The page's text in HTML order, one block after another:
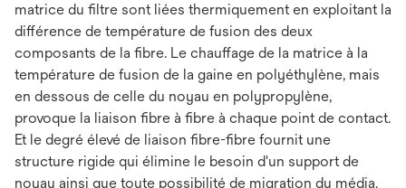
matrice du filtre sont liées thermiquement en exploitant la
différence de température de fusion des deux
composants de la fibre. Le chauffage de la matrice à la
température de fusion de la gaine en polyéthylène, mais
en dessous de celle du noyau en polypropylène,
provoque la liaison fibre à fibre à chaque point de contact.
Et le degré élevé de liaison fibre-fibre fournit une
structure rigide qui élimine le besoin d'un support de
noyau ainsi que toute possibilité de migration du média.